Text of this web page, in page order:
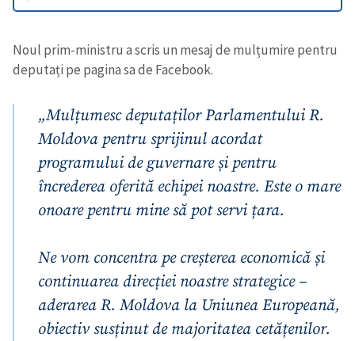
Noul prim-ministru a scris un mesaj de mulțumire pentru
deputați pe pagina sa de Facebook.
„Mulțumesc deputaților Parlamentului R.
Moldova pentru sprijinul acordat
programului de guvernare și pentru
încrederea oferită echipei noastre. Este o mare
onoare pentru mine să pot servi țara.
Ne vom concentra pe creșterea economică și
continuarea direcției noastre strategice –
aderarea R. Moldova la Uniunea Europeană,
obiectiv susținut de majoritatea cetățenilor.